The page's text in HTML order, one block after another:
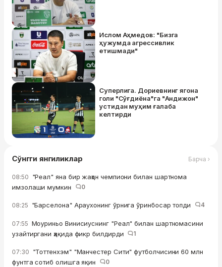
Ислом Аҳмедов: "Бизга
ҳужумда агрессивлик
етишмади"
Суперлига. Дориевнинг ягона
голи "Сўғдиёна"га "Андижон"
устидан муҳим ғалаба
келтирди
Сўнгги янгиликлар Барча ›
08:50 "Реал" яна бир жаҳон чемпиони билан шартнома
имзолаши мумкин
0
08:25 "Барселона" Араухонинг ўрнига ўринбосар топди 4
07:55 Моуриньо Винисиуснинг "Реал" билан шартномасини
узайтиргани ҳақида фикр билдирди
1
07:30 "Тоттенхэм" "Манчестер Сити" футболчисини 60 млн
фунтга сотиб олишга яқин
0